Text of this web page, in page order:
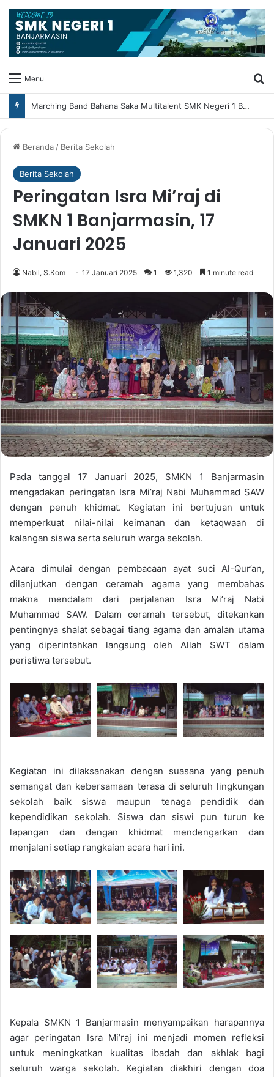
Menu
Marching Band Bahana Saka Multitalent SMK Negeri 1 Banjarmasin Borong Prestasi di Festival Borneo Marching Day 2026
Beranda/ Berita Sekolah
Berita Sekolah
Peringatan Isra Mi’raj di
SMKN 1 Banjarmasin, 17
Januari 2025
Nabil, S.Kom 17 Januari 2025 1 1,320 1 minute read
Pada tanggal 17 Januari 2025, SMKN 1 Banjarmasin
mengadakan peringatan Isra Mi’raj Nabi Muhammad SAW
dengan penuh khidmat. Kegiatan ini bertujuan untuk
memperkuat nilai-nilai keimanan dan ketaqwaan di
kalangan siswa serta seluruh warga sekolah.
Acara dimulai dengan pembacaan ayat suci Al-Qur’an,
dilanjutkan dengan ceramah agama yang membahas
makna mendalam dari perjalanan Isra Mi’raj Nabi
Muhammad SAW. Dalam ceramah tersebut, ditekankan
pentingnya shalat sebagai tiang agama dan amalan utama
yang diperintahkan langsung oleh Allah SWT dalam
peristiwa tersebut.
Kegiatan ini dilaksanakan dengan suasana yang penuh
semangat dan kebersamaan terasa di seluruh lingkungan
sekolah baik siswa maupun tenaga pendidik dan
kependidikan sekolah. Siswa dan siswi pun turun ke
lapangan dan dengan khidmat mendengarkan dan
menjalani setiap rangkaian acara hari ini.
Kepala SMKN 1 Banjarmasin menyampaikan harapannya
agar peringatan Isra Mi’raj ini menjadi momen refleksi
untuk meningkatkan kualitas ibadah dan akhlak bagi
seluruh warga sekolah. Kegiatan diakhiri dengan doa